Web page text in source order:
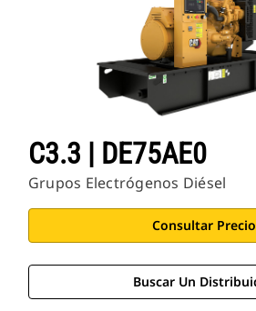
C3.3 | DE75AE0
Grupos Electrógenos Diésel
Consultar Precio
Buscar Un